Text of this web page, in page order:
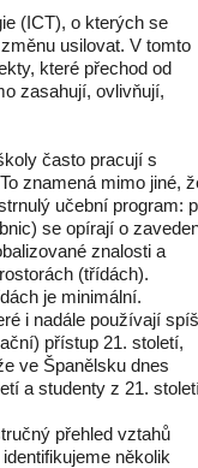
(ICT), o kterých se
usilovat. V tomto
které přechod od
zasahují, ovlivňují,
často pracují s
znamená mimo jiné,
učební program:
se opírají o
znalosti a
(třídách).
je minimální.
i nadále používají
přístup 21. století,
ve Španělsku dnes
a studenty z 21.
přehled vztahů
několik